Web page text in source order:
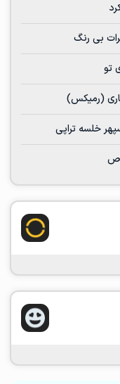
بی رنگ
تو
(رمیکس)
خلسه تراپی